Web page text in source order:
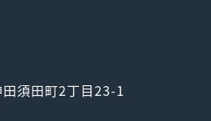
須田町2丁目23-1